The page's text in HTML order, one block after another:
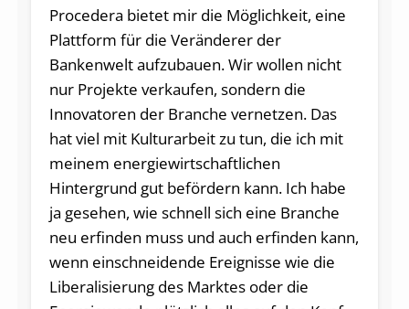
Procedera bietet mir die Möglichkeit, eine
Plattform für die Veränderer der
Bankenwelt aufzubauen. Wir wollen nicht
nur Projekte verkaufen, sondern die
Innovatoren der Branche vernetzen. Das
hat viel mit Kulturarbeit zu tun, die ich mit
meinem energiewirtschaftlichen
Hintergrund gut befördern kann. Ich habe
ja gesehen, wie schnell sich eine Branche
neu erfinden muss und auch erfinden kann,
wenn einschneidende Ereignisse wie die
Liberalisierung des Marktes oder die